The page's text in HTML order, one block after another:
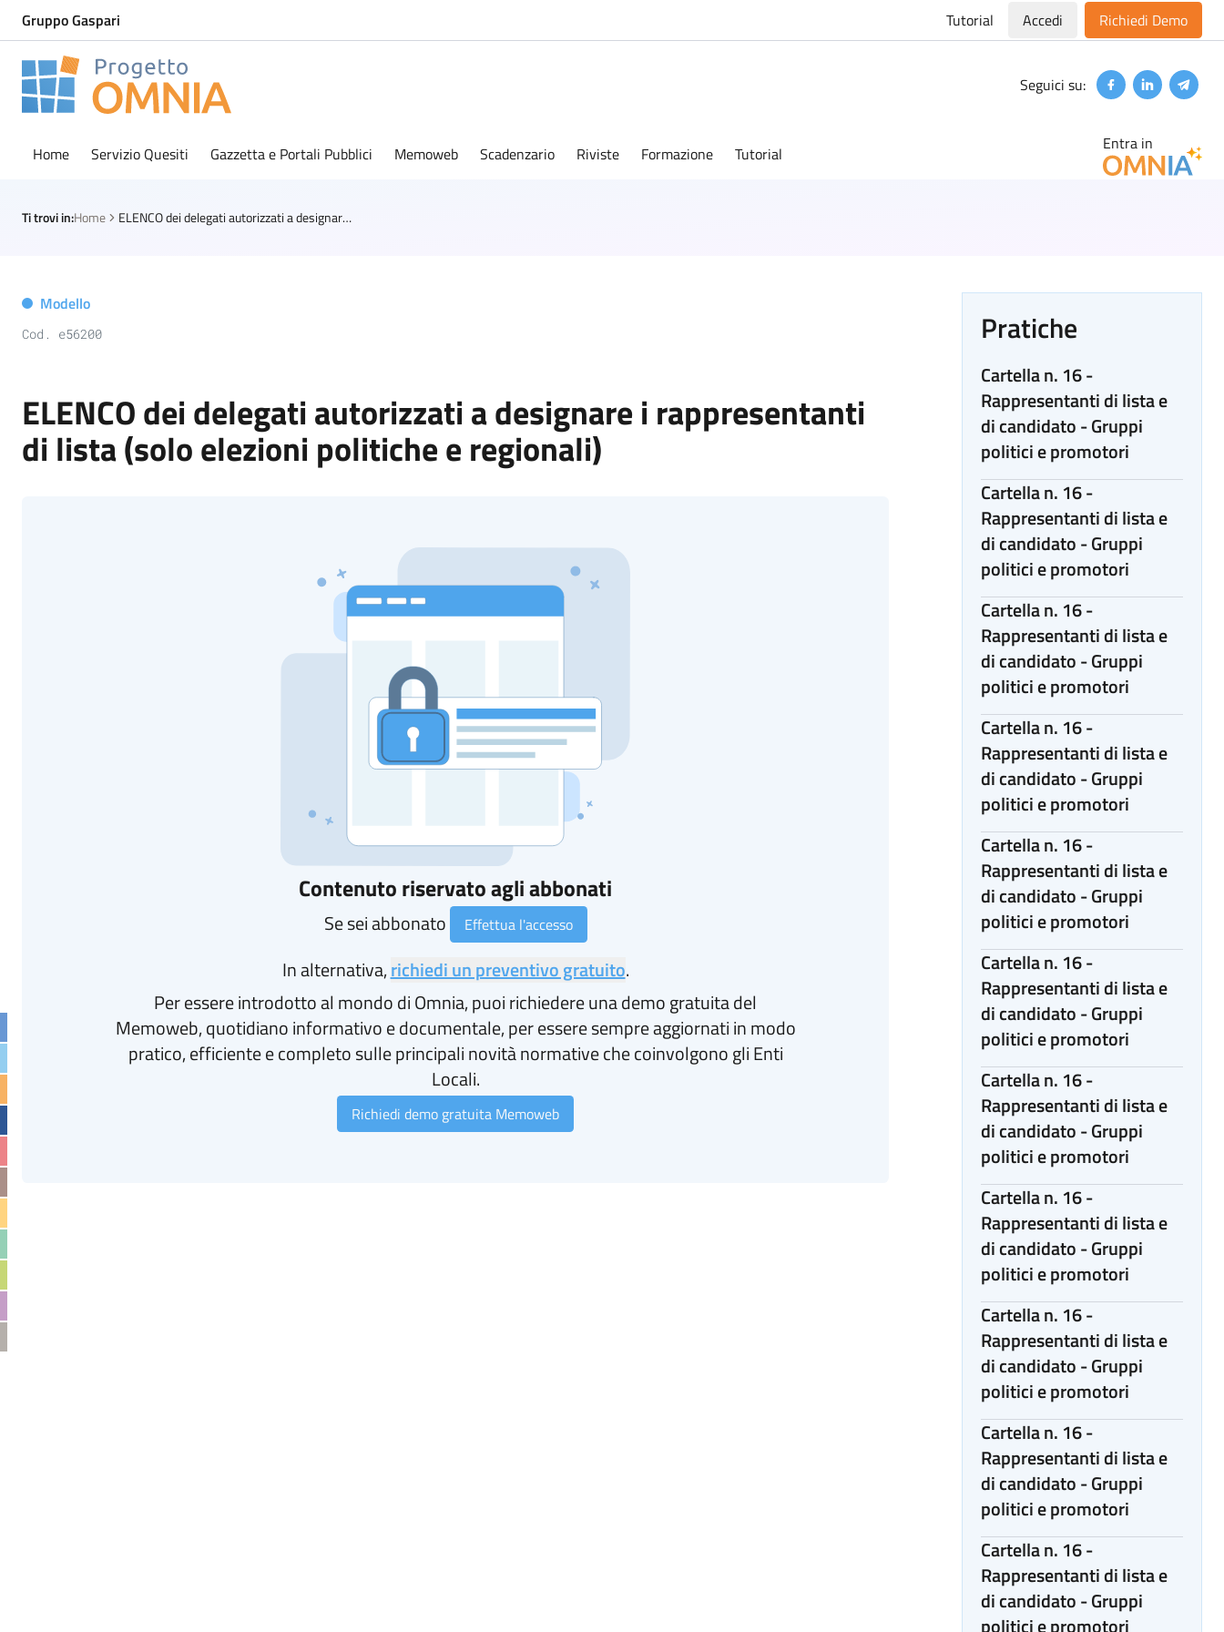
Gruppo Gaspari Tutorial Accedi Richiedi Demo
Progetto Omnia
Seguici su: FacebookLinkedin
Home Servizio Quesiti Gazzetta e Portali Pubblici Memoweb Scadenzario Riviste Formazione Tutorial Entra in
Ti trovi in:Home ELENCO dei delegati autorizzati a designare i rappresentanti di lista (solo elezioni politiche e regionali)
Modello
Cod. e56200
ELENCO dei delegati autorizzati a designare i rappresentanti
di lista (solo elezioni politiche e regionali)
Contenuto riservato agli abbonati
Se sei abbonato Effettua l'accesso
In alternativa,richiedi un preventivo gratuito.
Per essere introdotto al mondo di Omnia, puoi richiedere una demo gratuita del
Memoweb, quotidiano informativo e documentale, per essere sempre aggiornati in modo
pratico, efficiente e completo sulle principali novità normative che coinvolgono gli Enti
Locali.
Richiedi demo gratuita Memoweb
Pratiche
Cartella n. 16 -
Rappresentanti di lista e
di candidato - Gruppi
politici e promotori
Cartella n. 16 -
Rappresentanti di lista e
di candidato - Gruppi
politici e promotori
Cartella n. 16 -
Rappresentanti di lista e
di candidato - Gruppi
politici e promotori
Cartella n. 16 -
Rappresentanti di lista e
di candidato - Gruppi
politici e promotori
Cartella n. 16 -
Rappresentanti di lista e
di candidato - Gruppi
politici e promotori
Cartella n. 16 -
Rappresentanti di lista e
di candidato - Gruppi
politici e promotori
Cartella n. 16 -
Rappresentanti di lista e
di candidato - Gruppi
politici e promotori
Cartella n. 16 -
Rappresentanti di lista e
di candidato - Gruppi
politici e promotori
Cartella n. 16 -
Rappresentanti di lista e
di candidato - Gruppi
politici e promotori
Cartella n. 16 -
Rappresentanti di lista e
di candidato - Gruppi
politici e promotori
Cartella n. 16 -
Rappresentanti di lista e
di candidato - Gruppi
politici e promotori